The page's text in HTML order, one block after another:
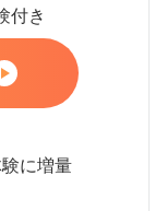
付き
に増量